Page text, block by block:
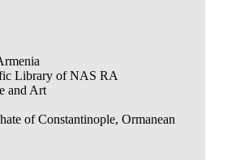
Library of NAS RA
and Art
of Constantinople, Ormanean